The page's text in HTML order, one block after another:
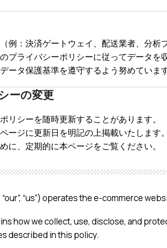
例：決済ゲートウェイ、配送業者、分
プライバシーポリシーに従ってデータを
ータ保護基準を遵守するよう努めています
ーの変更
リシーを随時更新することがあります。
ージに更新日を明記の上掲載いたします。
に、定期的に本ページをご覧ください。
“our”, “us”) operates the e-commerce
how we collect, use, disclose, and
described in this policy.